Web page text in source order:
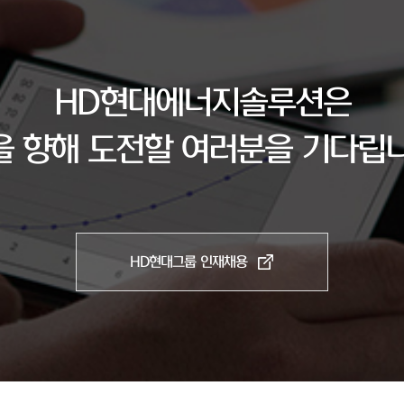
HD현대에너지솔루션은
향해 도전할 여러분을 기다립
HD현대그룹 인재채용